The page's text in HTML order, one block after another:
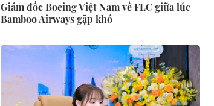
Giám đốc Boeing Việt Nam về FLC giữa lúc
Bamboo Airways gặp khó